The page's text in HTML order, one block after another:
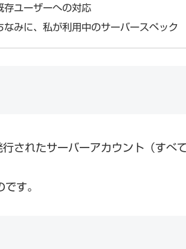
存ユーザーへの対応
なみに、私が利用中のサーバースペック
れたサーバーアカウント（すべて
す。